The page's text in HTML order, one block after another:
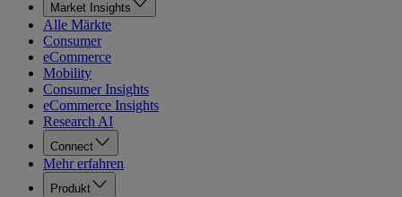
Market Insights
Alle Märkte
Consumer
eCommerce
Mobility
Consumer Insights
eCommerce Insights
Research AI
Connect
Mehr erfahren
Produkt